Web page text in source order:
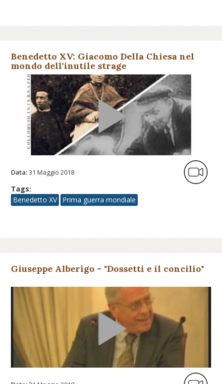
Benedetto XV: Giacomo Della Chiesa nel
mondo dell'inutile strage
Data:31 Maggio 2018
Tags:
Benedetto XV
Prima guerra mondiale
Giuseppe Alberigo - "Dossetti e il concilio"